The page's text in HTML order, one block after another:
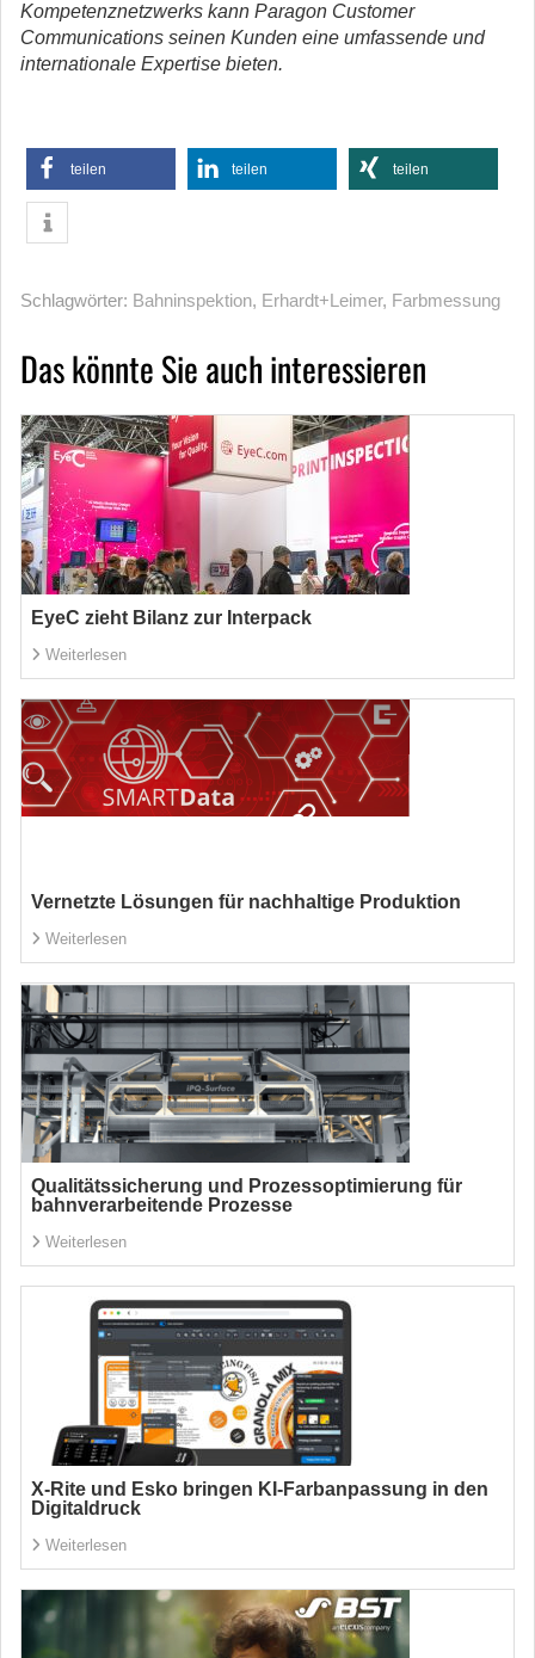
Kompetenznetzwerks kann Paragon Customer
Communications seinen Kunden eine umfassende und
internationale Expertise bieten.
teilen teilen teilen
Schlagwörter: Bahninspektion, Erhardt+Leimer, Farbmessung
Das könnte Sie auch interessieren
EyeC zieht Bilanz zur Interpack
Weiterlesen
Vernetzte Lösungen für nachhaltige Produktion
Weiterlesen
Qualitätssicherung und Prozessoptimierung für
bahnverarbeitende Prozesse
Weiterlesen
X-Rite und Esko bringen KI-Farbanpassung in den
Digitaldruck
Weiterlesen